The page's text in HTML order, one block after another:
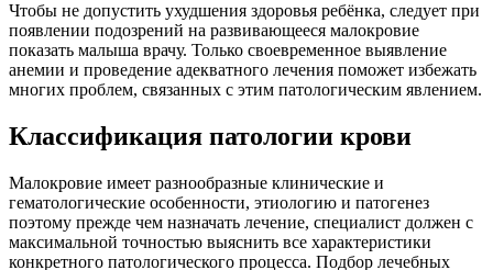
Чтобы не допустить ухудшения здоровья ребёнка, следует при
появлении подозрений на развивающееся малокровие
показать малыша врачу. Только своевременное выявление
анемии и проведение адекватного лечения поможет избежать
многих проблем, связанных с этим патологическим явлением.
Классификация патологии крови
Малокровие имеет разнообразные клинические и
гематологические особенности, этиологию и патогенез
поэтому прежде чем назначать лечение, специалист должен с
максимальной точностью выяснить все характеристики
конкретного патологического процесса. Подбор лечебных